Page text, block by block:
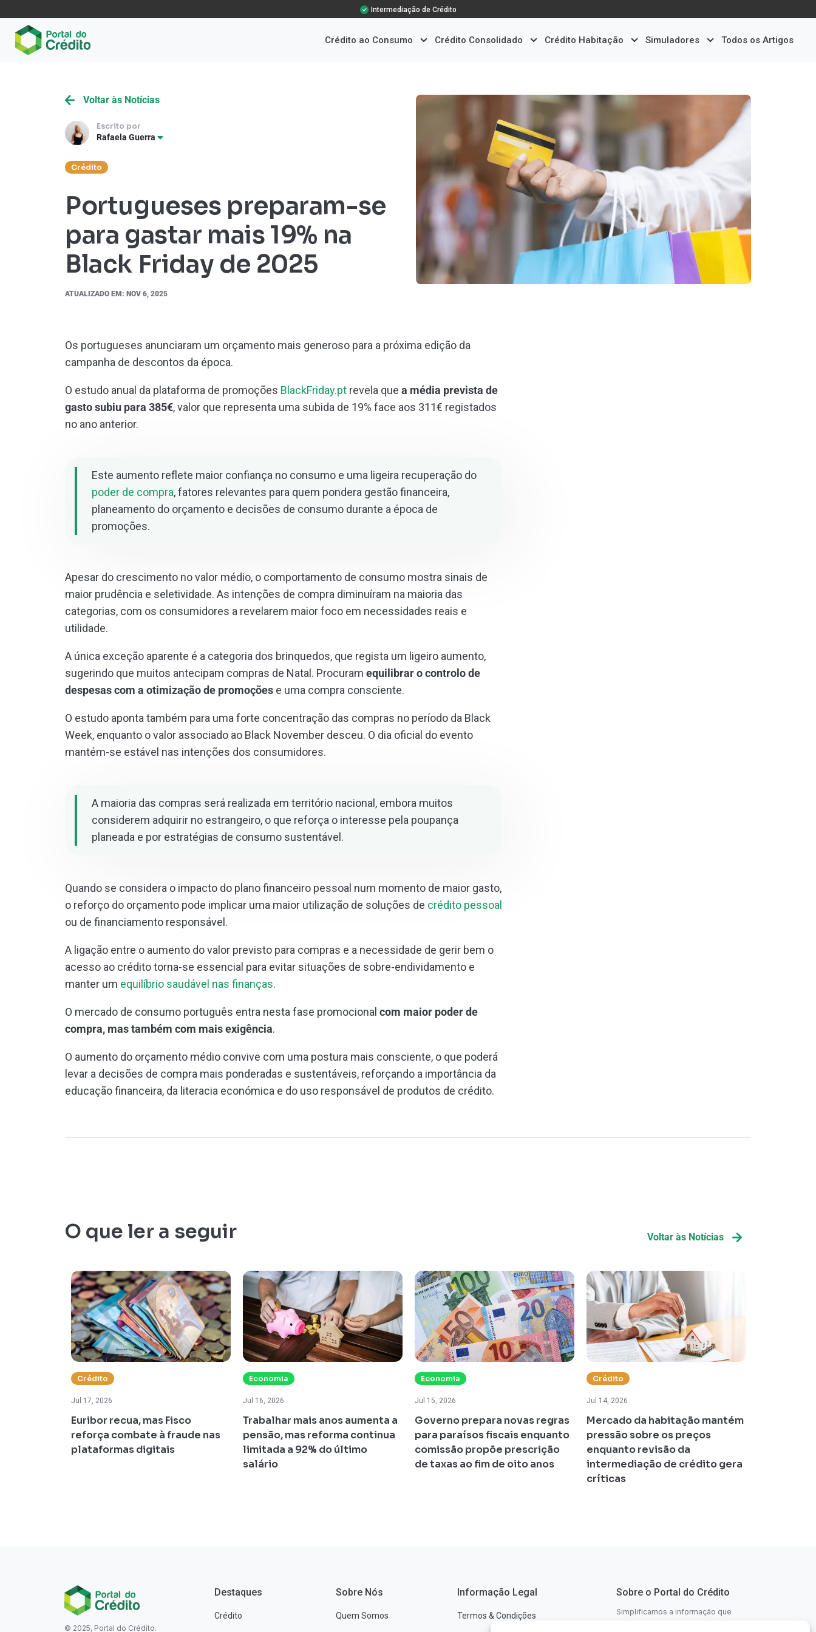
Intermediação de Crédito
Crédito ao Consumo Crédito Consolidado Crédito Habitação Simuladores Todos os Artigos
Voltar às Notícias
Escrito por
Rafaela Guerra
Crédito
Portugueses preparam-se
para gastar mais 19% na
Black Friday de 2025
ATUALIZADO EM: NOV 6, 2025
Os portugueses anunciaram um orçamento mais generoso para a próxima edição da
campanha de descontos da época.
O estudo anual da plataforma de promoções BlackFriday.pt revela que a média prevista de
gasto subiu para 385€, valor que representa uma subida de 19% face aos 311€ registados
no ano anterior.
Este aumento reflete maior confiança no consumo e uma ligeira recuperação do
poder de compra, fatores relevantes para quem pondera gestão financeira,
planeamento do orçamento e decisões de consumo durante a época de
promoções.
Apesar do crescimento no valor médio, o comportamento de consumo mostra sinais de
maior prudência e seletividade. As intenções de compra diminuíram na maioria das
categorias, com os consumidores a revelarem maior foco em necessidades reais e
utilidade.
A única exceção aparente é a categoria dos brinquedos, que regista um ligeiro aumento,
sugerindo que muitos antecipam compras de Natal. Procuram equilibrar o controlo de
despesas com a otimização de promoções e uma compra consciente.
O estudo aponta também para uma forte concentração das compras no período da Black
Week, enquanto o valor associado ao Black November desceu. O dia oficial do evento
mantém-se estável nas intenções dos consumidores.
A maioria das compras será realizada em território nacional, embora muitos
considerem adquirir no estrangeiro, o que reforça o interesse pela poupança
planeada e por estratégias de consumo sustentável.
Quando se considera o impacto do plano financeiro pessoal num momento de maior gasto,
o reforço do orçamento pode implicar uma maior utilização de soluções de crédito pessoal
ou de financiamento responsável.
A ligação entre o aumento do valor previsto para compras e a necessidade de gerir bem o
acesso ao crédito torna-se essencial para evitar situações de sobre-endividamento e
manter um equilíbrio saudável nas finanças.
O mercado de consumo português entra nesta fase promocional com maior poder de
compra, mas também com mais exigência.
O aumento do orçamento médio convive com uma postura mais consciente, o que poderá
levar a decisões de compra mais ponderadas e sustentáveis, reforçando a importância da
educação financeira, da literacia económica e do uso responsável de produtos de crédito.
O que ler a seguir Voltar às Notícias
Crédito
Jul 17, 2026
Euribor recua, mas Fisco
reforça combate à fraude nas
plataformas digitais
Economia
Jul 16, 2026
Trabalhar mais anos aumenta a
pensão, mas reforma continua
limitada a 92% do último
salário
Economia
Jul 15, 2026
Governo prepara novas regras
para paraísos fiscais enquanto
comissão propõe prescrição
de taxas ao fim de oito anos
Crédito
Jul 14, 2026
Mercado da habitação mantém
pressão sobre os preços
enquanto revisão da
intermediação de crédito gera
críticas
© 2025, Portal do Crédito.
Destaques
Crédito
Sobre Nós
Quem Somos
Informação Legal
Termos & Condições
Sobre o Portal do Crédito
Simplificamos a informação que